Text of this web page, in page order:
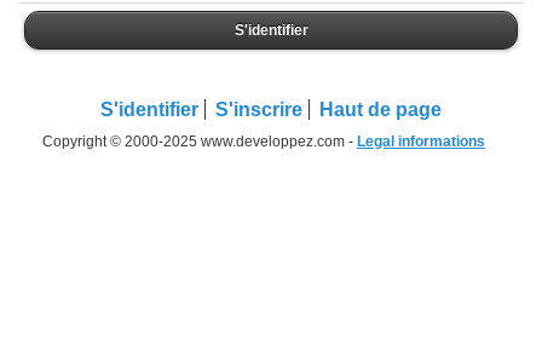
S'identifier
S'identifier S'inscrire Haut de page
Copyright © 2000-2025 www.developpez.com - Legal informations